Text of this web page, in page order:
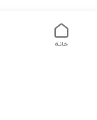
خانه